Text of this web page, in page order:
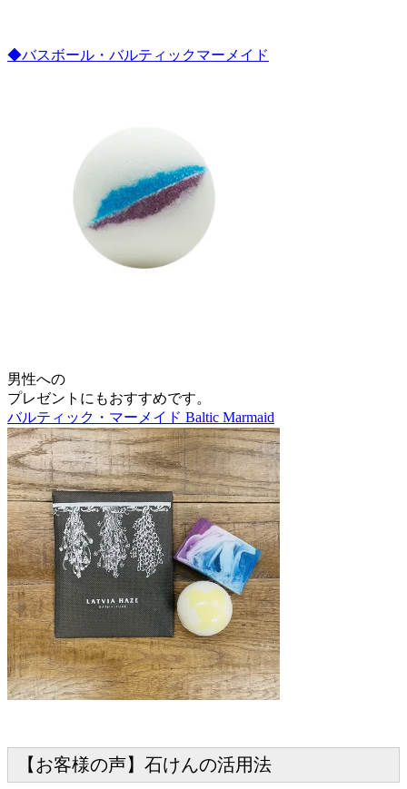
◆バスボール・バルティックマーメイド
男性への
プレゼントにもおすすめです。
バルティック・マーメイド Baltic Marmaid
【お客様の声】石けんの活用法